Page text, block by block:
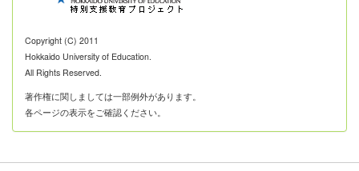
Copyright (C) 2011
Hokkaido University of Education.
All Rights Reserved.
著作権に関しましては一部例外があります。
各ページの表示をご確認ください。